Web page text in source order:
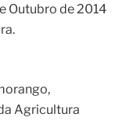
Outubro de 2014
Agricultura